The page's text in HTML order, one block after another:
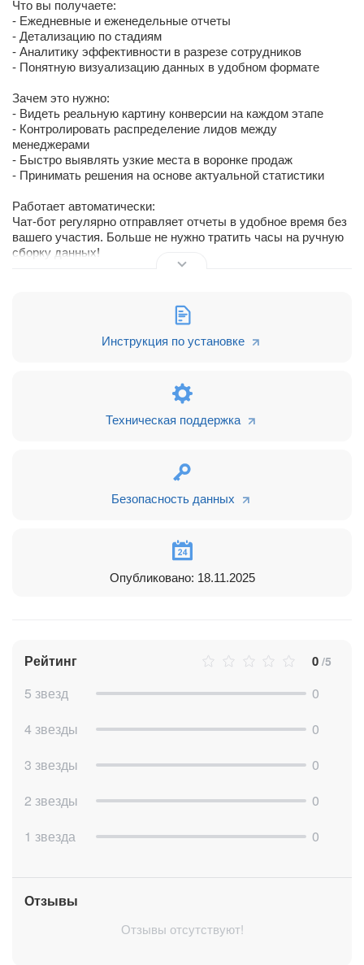
Что вы получаете:
- Ежедневные и еженедельные отчеты
- Детализацию по стадиям
- Аналитику эффективности в разрезе сотрудников
- Понятную визуализацию данных в удобном формате
Зачем это нужно:
- Видеть реальную картину конверсии на каждом этапе
- Контролировать распределение лидов между
менеджерами
- Быстро выявлять узкие места в воронке продаж
- Принимать решения на основе актуальной статистики
Работает автоматически:
Чат-бот регулярно отправляет отчеты в удобное время без
вашего участия. Больше не нужно тратить часы на ручную
сборку данных!
✓ Оцениваете эффективность каждого сотрудника
✓ Контролируете ключевые метрики бизнеса
Если у вас возникнут вопросы или идеи для улучшения, вы
можете легко связаться с нами через форму обратной
E-mail (не рекомендуется, дольше отвечаем)
Инструкция по установке
Техническая поддержка
Безопасность данных
Опубликовано: 18.11.2025
Рейтинг 0 /5
5 звезд
0
4 звезды
0
3 звезды
0
2 звезды
0
1 звезда
0
Отзывы
Отзывы отсутствуют!